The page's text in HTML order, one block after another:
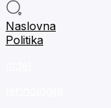
Naslovna
Politika